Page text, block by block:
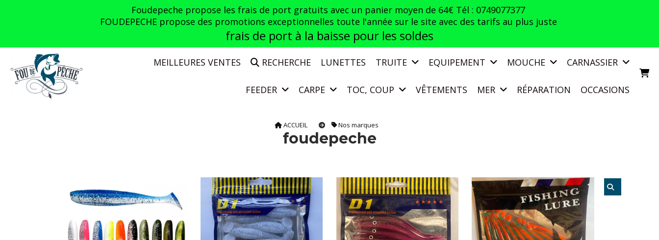
Foudepeche propose les frais de port gratuits avec un panier moyen de 64€ Tél : 0749077377
FOUDEPECHE propose des promotions exceptionnelles toute l'année sur le site avec des tarifs au plus juste
frais de port à la baisse pour les soldes
MEILLEURES VENTES RECHERCHE LUNETTES TRUITE EQUIPEMENT MOUCHE CARNASSIER
FEEDER CARPE TOC, COUP VÊTEMENTS MER RÉPARATION OCCASIONS
ACCUEIL Nos marques
foudepeche